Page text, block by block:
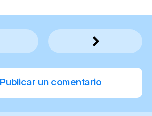
Publicar un comentario